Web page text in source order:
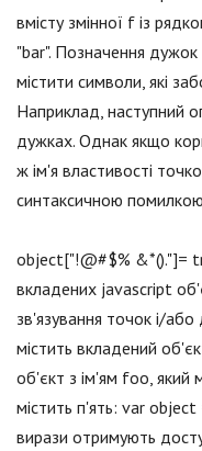
вмісту змінної f із
"bar". Позначення
містити символи, які
Наприклад, наступний
дужках. Однак якщо
ж ім'я властивості
синтаксичною
object["!@#$% &*()."]=
вкладених jаvascript
зв'язування точок і/
містить вкладений
об'єкт з ім'ям foo, який
містить п'ять: var
вирази отримують